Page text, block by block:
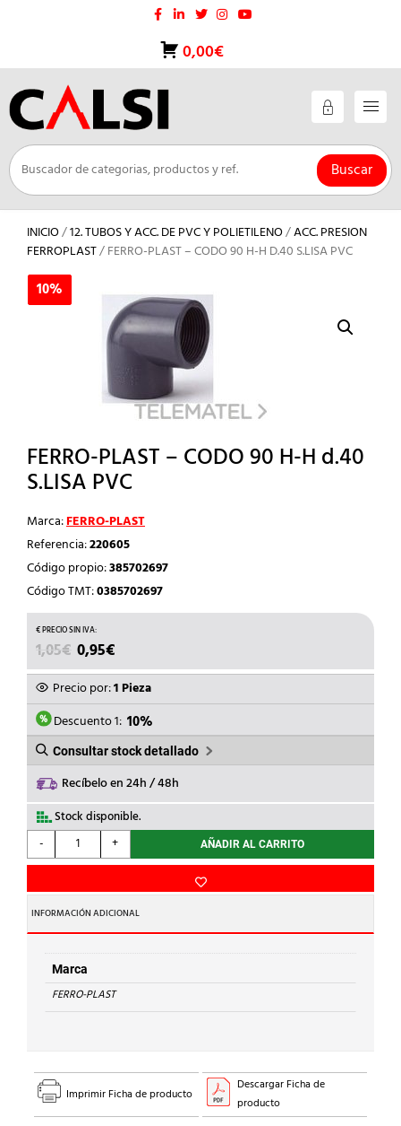
0,00€
Buscar
INICIO/12. TUBOS Y ACC. DE PVC Y POLIETILENO/ACC. PRESION
FERROPLAST/ FERRO-PLAST – CODO 90 H-H D.40 S.LISA PVC
10%
FERRO-PLAST – CODO 90 H-H d.40
S.LISA PVC
Marca:FERRO-PLAST
Referencia:220605
Código propio:385702697
Código TMT:0385702697
1,05€ EL
PRECIO
ORIGINAL
ERA:
1,05€.
0,95€
PRECIO
ACTUAL
ES:
0,95€.
Precio por:1 Pieza
Descuento 1: 10%
Consultar stock detallado
Recíbelo en 24h / 48h
Stock disponible.
-
FERRO-
PLAST
CODO
90
H-
H
d.40
S.LISA
PVC
+ AÑADIR AL CARRITO
INFORMACIÓN ADICIONAL
Marca
FERRO-PLAST
10%
Imprimir Ficha de producto
Descargar Ficha de
producto